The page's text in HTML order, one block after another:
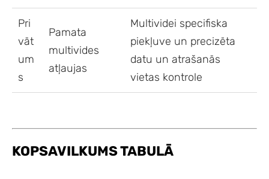
Pri
vāt
um
s
Pamata
multivides
atļaujas
Multividei specifiska
piekļuve un precizēta
datu un atrašanās
vietas kontrole
KOPSAVILKUMS TABULĀ